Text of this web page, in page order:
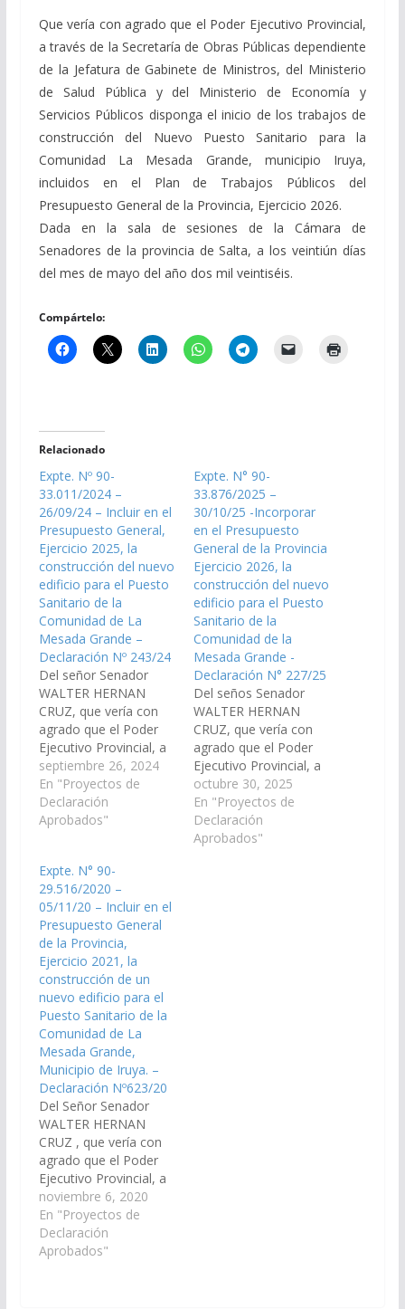
Que vería con agrado que el Poder Ejecutivo Provincial,
a través de la Secretaría de Obras Públicas dependiente
de la Jefatura de Gabinete de Ministros, del Ministerio
de Salud Pública y del Ministerio de Economía y
Servicios Públicos disponga el inicio de los trabajos de
construcción del Nuevo Puesto Sanitario para la
Comunidad La Mesada Grande, municipio Iruya,
incluidos en el Plan de Trabajos Públicos del
Presupuesto General de la Provincia, Ejercicio 2026.
Dada en la sala de sesiones de la Cámara de
Senadores de la provincia de Salta, a los veintiún días
del mes de mayo del año dos mil veintiséis.
Compártelo:
Relacionado
Expte. Nº 90-
33.011/2024 –
26/09/24 – Incluir en el
Presupuesto General,
Ejercicio 2025, la
construcción del nuevo
edificio para el Puesto
Sanitario de la
Comunidad de La
Mesada Grande –
Declaración Nº 243/24
Del señor Senador
WALTER HERNAN
CRUZ, que vería con
agrado que el Poder
Ejecutivo Provincial, a
través del Ministerio de
Infraestructura, del
Ministerio Educación,
Cultura, Ciencia y
competentes que
correspondan,
disponga las medidas
necesarias para que se
incluya en el Plan de
Trabajos Públicos del
Presupuesto…
septiembre 26, 2024
En "Proyectos de
Declaración
Aprobados"
Expte. N° 90-
33.876/2025 –
30/10/25 -Incorporar
en el Presupuesto
General de la Provincia
Ejercicio 2026, la
construcción del nuevo
edificio para el Puesto
Sanitario de la
Comunidad de la
Mesada Grande -
Declaración N° 227/25
Del seños Senador
WALTER HERNAN
CRUZ, que vería con
agrado que el Poder
Ejecutivo Provincial, a
través del Ministerio de
Salud Pública, de
Infraestructura y
demas Organismos
octubre 30, 2025
En "Proyectos de
Declaración
Aprobados"
Expte. N° 90-
29.516/2020 –
05/11/20 – Incluir en el
Presupuesto General
de la Provincia,
Ejercicio 2021, la
construcción de un
nuevo edificio para el
Puesto Sanitario de la
Comunidad de La
Mesada Grande,
Municipio de Iruya. –
Declaración Nº623/20
Del Señor Senador
WALTER HERNAN
CRUZ , que vería con
agrado que el Poder
Ejecutivo Provincial, a
través del Ministerio de
Salud Publica y demás
Organismos que
correspondan , que
noviembre 6, 2020
En "Proyectos de
Declaración
Aprobados"